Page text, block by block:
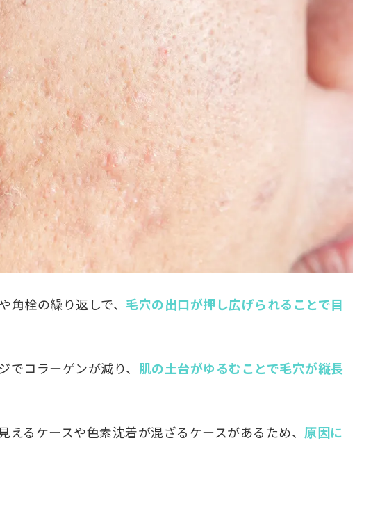
栓の繰り返しで、 毛穴の出口が押し広げられることで目
コラーゲンが減り、 肌の土台がゆるむことで毛穴が縦長
るケースや色素沈着が混ざるケースがあるため、 原因に